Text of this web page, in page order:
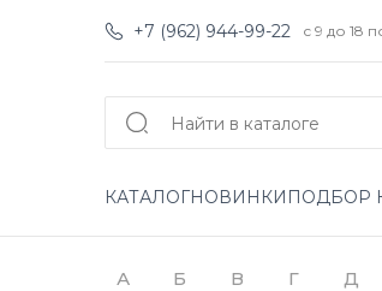
+7 (962) 944-99-22 с 9 до 18
КАТАЛОГНОВИНКИ ПОДБОР
А Б В Г Д